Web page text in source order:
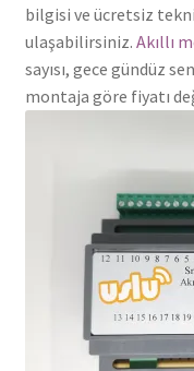
bilgisi ve ücretsiz
ulaşabilirsiniz. Akıllı
sayısı, gece gündüz
montaja göre fiyatı